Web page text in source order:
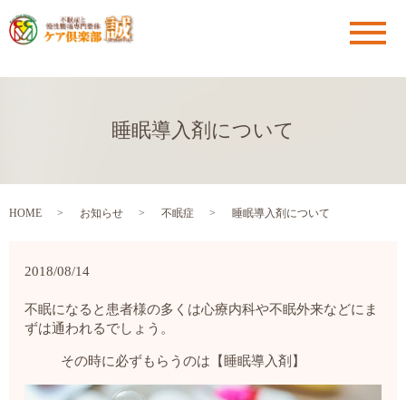
メ
睡眠導入剤について
HOME お知らせ 不眠症 睡眠導入剤について
2018/08/14
不眠になると患者様の多くは心療内科や不眠外来などにま
ずは通われるでしょう。
その時に必ずもらうのは【睡眠導入剤】